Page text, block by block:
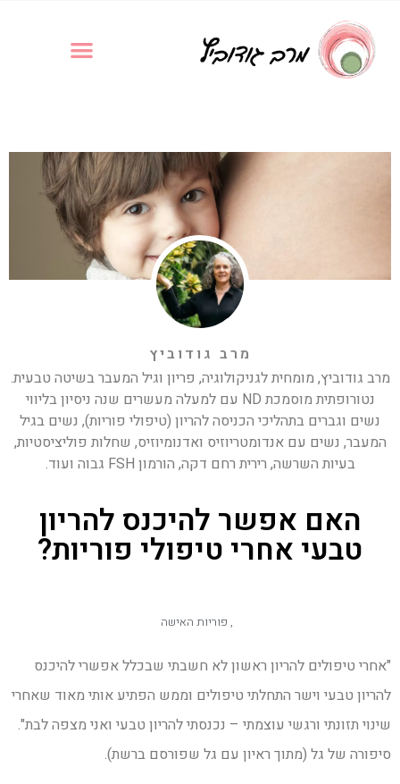
מרב גודוביץ
מרב גודוביץ, מומחית לגניקולוגיה, פריון וגיל המעבר בשיטה טבעית.
נטורופתית מוסמכת ND עם למעלה מעשרים שנה ניסיון בליווי
נשים וגברים בתהליכי הכניסה להריון (טיפולי פוריות), נשים בגיל
המעבר, נשים עם אנדומטריוזיס ואדנומיוזיס, שחלות פוליציסטיות,
בעיות השרשה, רירית רחם דקה, הורמון FSH גבוה ועוד.
האם אפשר להיכנס להריון
טבעי אחרי טיפולי פוריות?
, פוריות האישה
"אחרי טיפולים להריון ראשון לא חשבתי שבכלל אפשרי להיכנס
להריון טבעי וישר התחלתי טיפולים וממש הפתיע אותי מאוד שאחרי
שינוי תזונתי ורגשי עוצמתי – נכנסתי להריון טבעי ואני מצפה לבת".
סיפורה של גל (מתוך ראיון עם גל שפורסם ברשת).